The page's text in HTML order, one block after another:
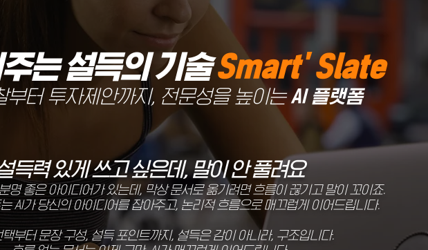
는 설득의 기술 Smart' Slate
부터 투자제안까지, 전문성을 높이는AI 플랫폼
득력 있게 쓰고 싶은데, 말이 안 풀려요
명 좋은 아이디어가 있는데, 막상 문서로 옮기려면 흐름이 끊기고 말이 꼬이죠.
AI가 당신의 아이디어를 잡아주고, 논리적 흐름으로 매끄럽게 이어드립니다.
택부터 문장 구성, 설득 포인트까지, 설득은 감이 아니라, 구조입니다.